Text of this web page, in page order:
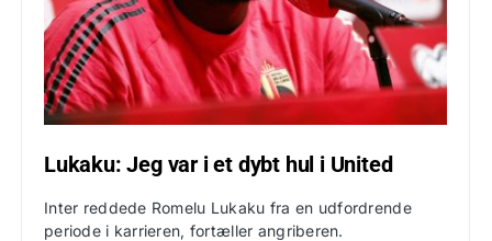
Lukaku: Jeg var i et dybt hul i United
Inter reddede Romelu Lukaku fra en udfordrende
periode i karrieren, fortæller angriberen.